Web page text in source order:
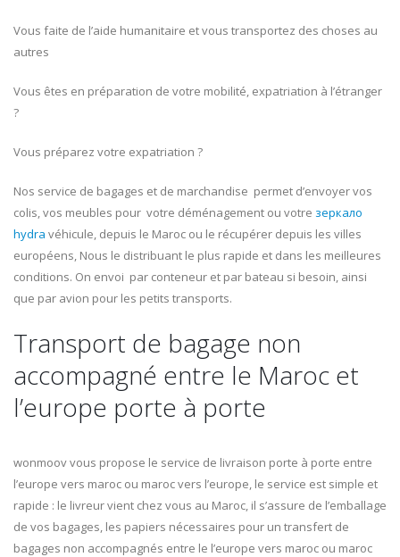
Vous faite de l’aide humanitaire et vous transportez des choses au
autres
Vous êtes en préparation de votre mobilité, expatriation à l’étranger
?
Vous préparez votre expatriation ?
Nos service de bagages et de marchandise permet d’envoyer vos
colis, vos meubles pour votre déménagement ou votre зеркало
hydra véhicule, depuis le Maroc ou le récupérer depuis les villes
européens, Nous le distribuant le plus rapide et dans les meilleures
conditions. On envoi par conteneur et par bateau si besoin, ainsi
que par avion pour les petits transports.
Transport de bagage non
accompagné entre le Maroc et
l’europe porte à porte
wonmoov vous propose le service de livraison porte à porte entre
l’europe vers maroc ou maroc vers l’europe, le service est simple et
rapide : le livreur vient chez vous au Maroc, il s’assure de l’emballage
de vos bagages, les papiers nécessaires pour un transfert de
bagages non accompagnés entre le l’europe vers maroc ou maroc